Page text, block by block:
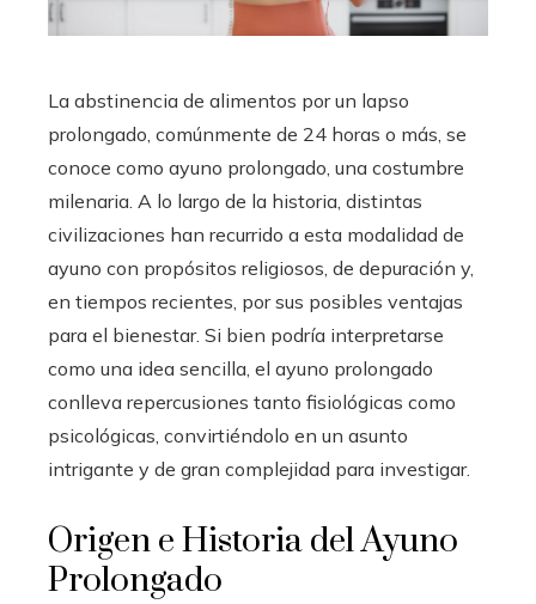
La abstinencia de alimentos por un lapso
prolongado, comúnmente de 24 horas o más, se
conoce como ayuno prolongado, una costumbre
milenaria. A lo largo de la historia, distintas
civilizaciones han recurrido a esta modalidad de
ayuno con propósitos religiosos, de depuración y,
en tiempos recientes, por sus posibles ventajas
para el bienestar. Si bien podría interpretarse
como una idea sencilla, el ayuno prolongado
conlleva repercusiones tanto fisiológicas como
psicológicas, convirtiéndolo en un asunto
intrigante y de gran complejidad para investigar.
Origen e Historia del Ayuno
Prolongado